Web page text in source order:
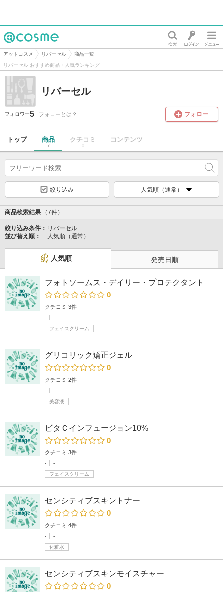
@cosme
アットコスメ リバーセル
商品一覧
リバーセル おすすめ商品・人気ランキング
リバーセル
フォロワー5 フォローとは？ フォロー
トップ 商品
7
クチコミ
0
コンテンツ
絞り込み 人気順（通常）
商品検索結果 （7件）
絞り込み条件： リバーセル
並び替え順：
人気順（通常）
人気順 発売日順
フォトソームス・デイリー・プロテクタント
0
クチコミ 3件
-
-
フェイスクリーム
グリコリック矯正ジェル
0
クチコミ 2件
-
-
美容液
ビタＣインフュージョン10%
0
クチコミ 3件
-
-
フェイスクリーム
センシティブスキントナー
0
クチコミ 4件
-
-
化粧水
センシティブスキンモイスチャー
0